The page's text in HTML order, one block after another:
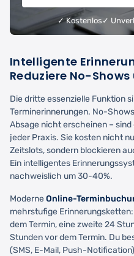
✓ Kostenlos ✓
Intelligente
Reduziere No-Shows
Die dritte essenzielle Funktion
Terminerinnerungen. No-
Absage nicht erscheinen –
jeder Praxis. Sie kosten nicht
Zeitslots, sondern blockieren
Ein intelligentes
nachweislich um 30-40%.
ModerneOnline-
mehrstufige
dem Termin, eine zweite 24
Stunden vor dem Termin. Du
(SMS, E-Mail, Push-